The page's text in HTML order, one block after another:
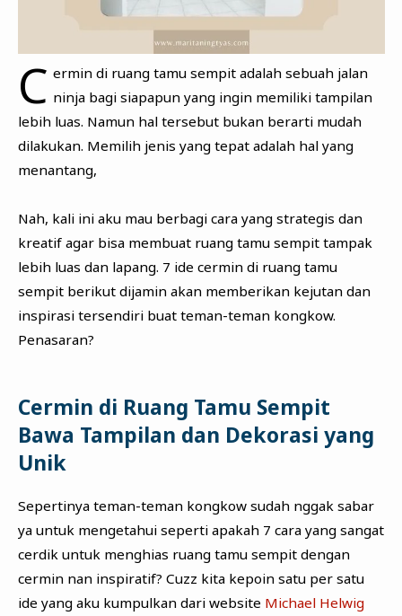
C ermin di ruang tamu sempit adalah sebuah jalan
ninja bagi siapapun yang ingin memiliki tampilan
lebih luas. Namun hal tersebut bukan berarti mudah
dilakukan. Memilih jenis yang tepat adalah hal yang
menantang,
Nah, kali ini aku mau berbagi cara yang strategis dan
kreatif agar bisa membuat ruang tamu sempit tampak
lebih luas dan lapang. 7 ide cermin di ruang tamu
sempit berikut dijamin akan memberikan kejutan dan
inspirasi tersendiri buat teman-teman kongkow.
Penasaran?
Cermin di Ruang Tamu Sempit
Bawa Tampilan dan Dekorasi yang
Unik
Sepertinya teman-teman kongkow sudah nggak sabar
ya untuk mengetahui seperti apakah 7 cara yang sangat
cerdik untuk menghias ruang tamu sempit dengan
cermin nan inspiratif? Cuzz kita kepoin satu per satu
ide yang aku kumpulkan dari website Michael Helwig